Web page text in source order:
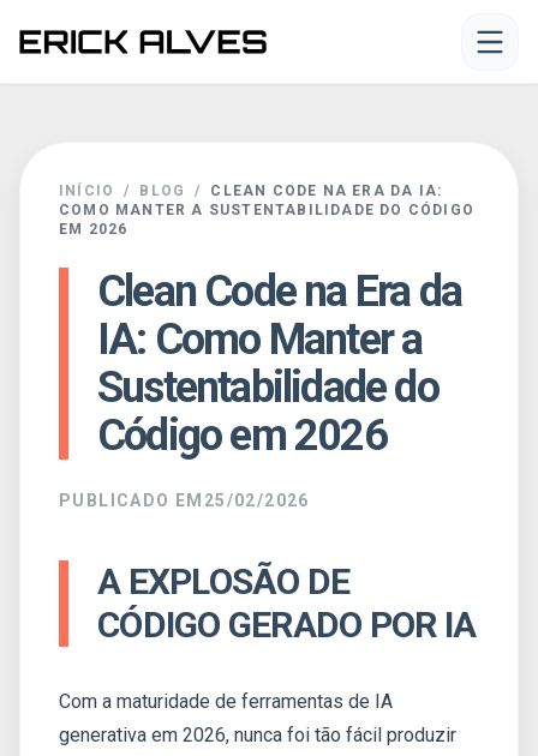
NAVEGAÇÃO
PORTFOLIO
CLIENTES
CONTATO
ORÇAMENTO
INÍCIO / BLOG /
CLEAN CODE NA ERA DA IA:
COMO MANTER A SUSTENTABILIDADE DO CÓDIGO
EM 2026
Clean Code na Era da
IA: Como Manter a
Sustentabilidade do
Código em 2026
PUBLICADO EM 25/02/2026
A EXPLOSÃO DE
CÓDIGO GERADO POR IA
Com a maturidade de ferramentas de IA
generativa em 2026, nunca foi tão fácil produzir